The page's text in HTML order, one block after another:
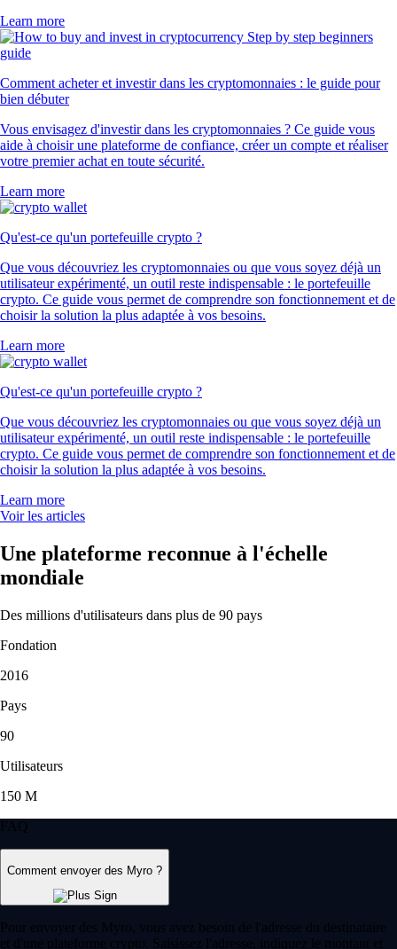
Learn more
Comment acheter et investir dans les cryptomonnaies : le guide pour
bien débuter
Vous envisagez d'investir dans les cryptomonnaies ? Ce guide vous
aide à choisir une plateforme de confiance, créer un compte et réaliser
votre premier achat en toute sécurité.
Learn more
Qu'est-ce qu'un portefeuille crypto ?
Que vous découvriez les cryptomonnaies ou que vous soyez déjà un
utilisateur expérimenté, un outil reste indispensable : le portefeuille
crypto. Ce guide vous permet de comprendre son fonctionnement et de
choisir la solution la plus adaptée à vos besoins.
Learn more
Qu'est-ce qu'un portefeuille crypto ?
Que vous découvriez les cryptomonnaies ou que vous soyez déjà un
utilisateur expérimenté, un outil reste indispensable : le portefeuille
crypto. Ce guide vous permet de comprendre son fonctionnement et de
choisir la solution la plus adaptée à vos besoins.
Learn more
Voir les articles
Une plateforme reconnue à l'échelle
mondiale
Des millions d'utilisateurs dans plus de 90 pays
Fondation
2016
Pays
90
Utilisateurs
150 M
FAQ
Comment envoyer des Myro ?
Pour envoyer des Myro, vous avez besoin de l'adresse du destinataire
et d'une plateforme crypto. Saisissez l'adresse, indiquez le montant et